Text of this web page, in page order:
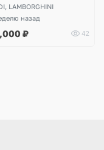
LAMBORGHINI
назад
₽ 42